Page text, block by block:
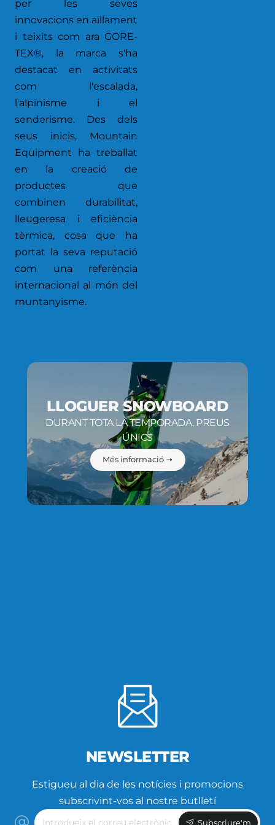
per les seves
innovacions en aïllament
i teixits com ara GORE-
TEX®, la marca s'ha
destacat en activitats
com l'escalada,
l'alpinisme i el
senderisme. Des dels
seus inicis, Mountain
Equipment ha treballat
en la creació de
productes que
combinen durabilitat,
lleugeresa i eficiència
tèrmica, cosa que ha
portat la seva reputació
com una referència
internacional al món del
muntanyisme.
LLOGUER SNOWBOARD
DURANT TOTA LA TEMPORADA, PREUS
ÚNICS
Més informació ➝
NEWSLETTER
Estigueu al dia de les notícies i promocions
subscrivint-vos al nostre butlletí
Introdueix
Subscriure'm